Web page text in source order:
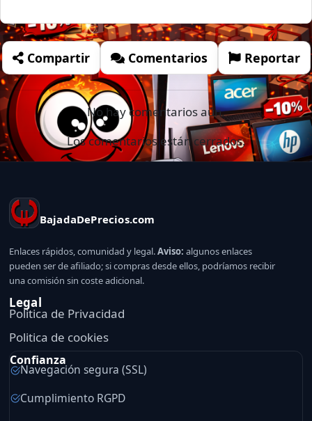
Compartir Comentarios Reportar
No hay comentarios aún.
Los comentarios están cerrados.
BajadaDePrecios.com
Enlaces rápidos, comunidad y legal.Aviso: algunos enlaces
pueden ser de afiliado; si compras desde ellos, podríamos recibir
una comisión sin coste adicional.
Legal
Politica de Privacidad
Politica de cookies
Confianza
Navegación segura (SSL)
Cumplimiento RGPD